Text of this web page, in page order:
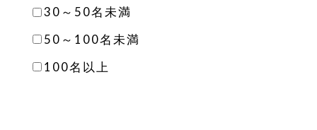
30～50名未満
50～100名未満
100名以上